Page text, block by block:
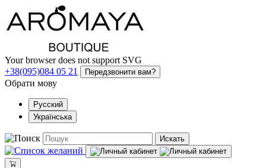
Your browser does not support SVG
+38(095)084 05 21
Передзвонити вам?
Обрати мову
Русский
Українська
Искать